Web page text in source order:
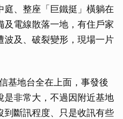
庭、整座「巨鐵挺」橫躺在
及電線散落一地，有住戶家
波及、破裂變形，現場一片
基地台全在上面，事發後
是非常大，不過因附近基地
到斷訊程度、只是收訊有些